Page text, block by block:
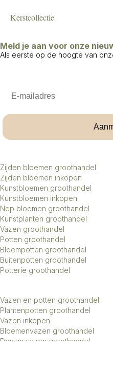
Kerstcollectie
Meld je aan voor onze
Als eerste op de hoogte van
Zijden bloemen groothandel
Zijden bloemen inkopen
Kunstbloemen groothandel
Kunstbloemen inkopen
Nep bloemen groothandel
Kunstplanten groothandel
Vazen groothandel
Potten groothandel
Bloempotten groothandel
Buitenpotten groothandel
Potterie groothandel
Vazen en potten groothandel
Plantenpotten groothandel
Vazen inkopen
Bloemenvazen groothandel
Design vazen groothandel